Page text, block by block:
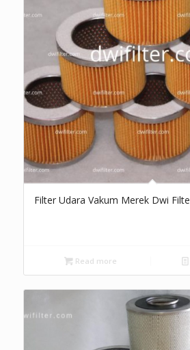
Filter Udara Vakum Merek Dwi
Read more